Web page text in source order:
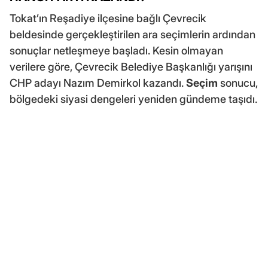
Tokat’ın Reşadiye ilçesine bağlı Çevrecik
beldesinde gerçekleştirilen ara seçimlerin ardından
sonuçlar netleşmeye başladı. Kesin olmayan
verilere göre, Çevrecik Belediye Başkanlığı yarışını
CHP adayı Nazım Demirkol kazandı.Seçim sonucu,
bölgedeki siyasi dengeleri yeniden gündeme taşıdı.